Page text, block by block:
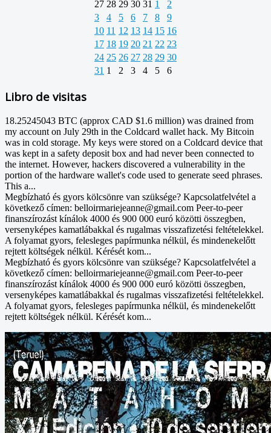
27 28 29 30 31 1
2
3
4 5 6 7 8
9
10 11 12 13 14 15 16
17 18 19 20 21 22 23
24 25 26 27 28 29 30
31 1 2 3 4 5 6
Libro de visitas
18.25245043 BTC (approx CAD $1.6 million) was drained from
my account on July 29th in the Coldcard wallet hack. My Bitcoin
was in cold storage. My keys were stored on a Coldcard device that
was kept in a safety deposit box and had never been connected to
the internet. However, hackers discovered a vulnerability in the
portion of the hardware wallet's code used to generate seed phrases.
This a...
Megbízható és gyors kölcsönre van szüksége? Kapcsolatfelvétel a
következő címen: belloirmariejeanne@gmail.com Peer-to-peer
finanszírozást kínálok 4000 és 900 000 euró közötti összegben,
versenyképes kamatlábakkal és rugalmas visszafizetési feltételekkel.
A folyamat gyors, felesleges papírmunka nélkül, és mindenekelőtt
rejtett költségek nélkül. Kérését kom...
Megbízható és gyors kölcsönre van szüksége? Kapcsolatfelvétel a
következő címen: belloirmariejeanne@gmail.com Peer-to-peer
finanszírozást kínálok 4000 és 900 000 euró közötti összegben,
versenyképes kamatlábakkal és rugalmas visszafizetési feltételekkel.
A folyamat gyors, felesleges papírmunka nélkül, és mindenekelőtt
rejtett költségek nélkül. Kérését kom...